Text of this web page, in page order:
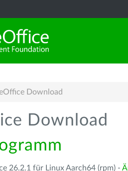
Download
Download
26.2.1 für Linux Aarch64 (rpm) -